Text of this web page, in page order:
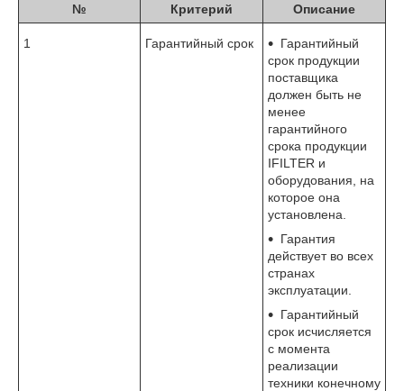
№ Критерий Описание
1 Гарантийный срок
Гарантийный
срок продукции
поставщика
должен быть не
менее
гарантийного
срока продукции
IFILTER и
оборудования, на
которое она
установлена.
Гарантия
действует во всех
странах
эксплуатации.
Гарантийный
срок исчисляется
с момента
реализации
техники конечному